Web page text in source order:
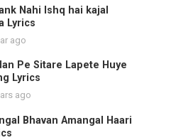
Nahi Ishq hai kajal
Lyrics
ago
Pe Sitare Lapete Huye
Lyrics
ago
Bhavan Amangal Haari